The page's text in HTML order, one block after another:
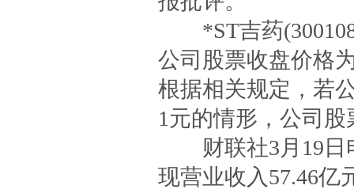
*ST吉药
公司股票收盘价格
根据相关规定，若
1元的情形，公司
财联社3月19日电
现营业收入57.46亿